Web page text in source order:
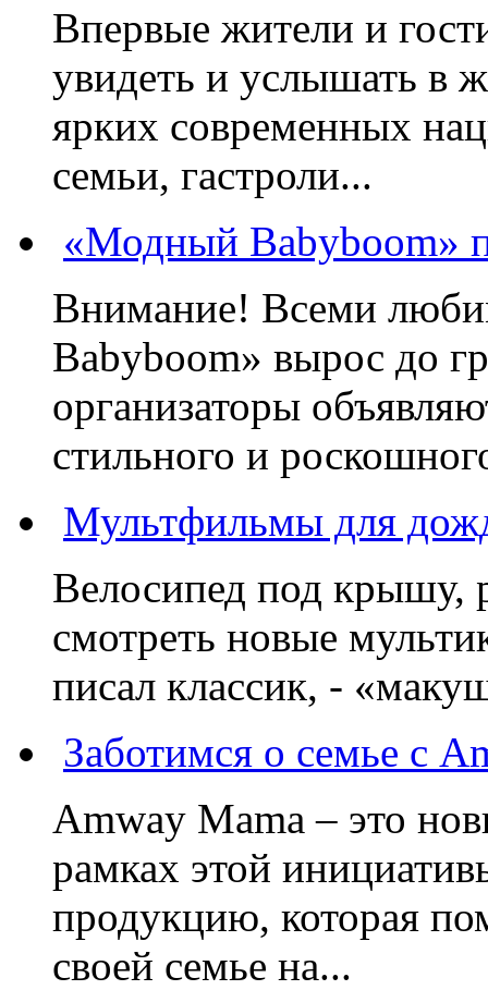
Впервые жители и
увидеть и услышать в
ярких современных
семьи, гастроли...
«Модный Babyboom»
Внимание! Всеми
Babyboom» вырос до
организаторы
стильного и
Мультфильмы для
Велосипед под крышу,
смотреть новые
писал классик, -
Заботимся о семье с
Amway Mama – это
рамках этой
продукцию, которая
своей семье на...